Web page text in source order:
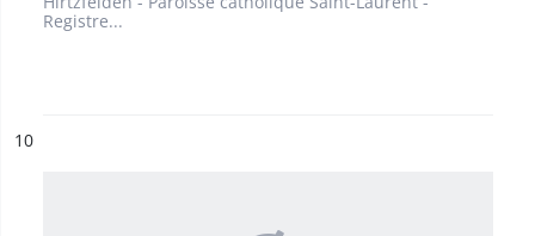
Registre...
n°
10